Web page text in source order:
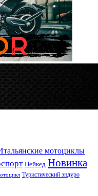
мотоциклы
Нейкед Новинка
Туристический эндуро